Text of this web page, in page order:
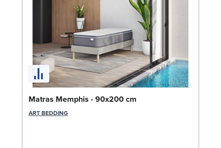
Matras Memphis - 90x200 cm
ART BEDDING